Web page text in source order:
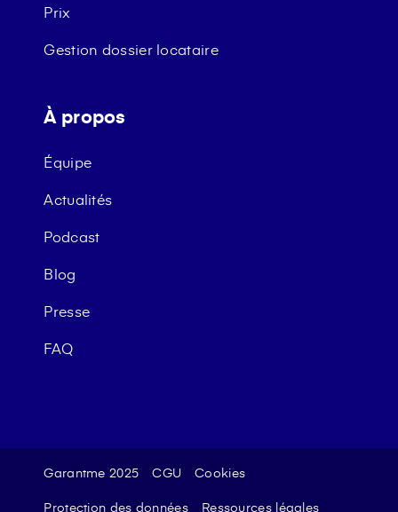
Prix
Gestion dossier locataire
À propos
Équipe
Actualités
Podcast
Blog
Presse
FAQ
Garantme 2025 CGU Cookies
Protection des données Ressources légales